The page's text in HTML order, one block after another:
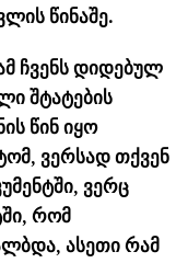
წინაშე.
ჩვენს დიდებულ
შტატების
წინ იყო
ვერსად თქვენ
ვერც
რომ
ასეთი რამ